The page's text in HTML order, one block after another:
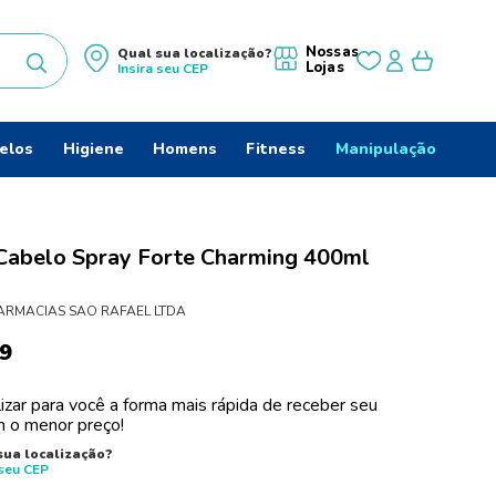
Qual sua localização?
Insira seu CEP
Nossas
Lojas
Higiene Homens Fitness Manipulação
Spray Forte Charming 400ml
SAO RAFAEL LTDA
para você a forma mais rápida de receber seu
o menor preço!
localização?
CEP